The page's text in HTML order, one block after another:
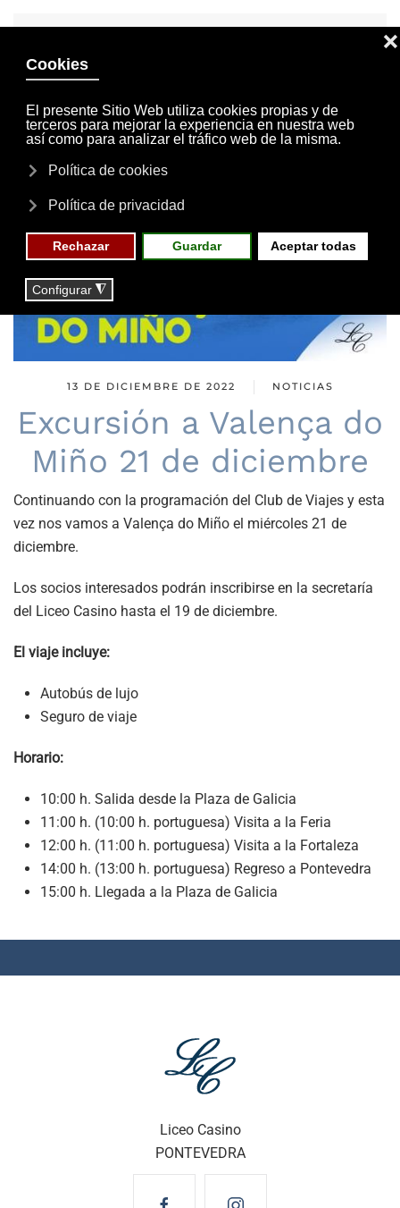
INVITACIONES
MI CUENTA
13 DE DICIEMBRE DE 2022 NOTICIAS
Excursión a Valença do
Miño 21 de diciembre
Continuando con la programación del Club de Viajes y esta
vez nos vamos a Valença do Miño el miércoles 21 de
diciembre.
Los socios interesados podrán inscribirse en la secretaría
del Liceo Casino hasta el 19 de diciembre.
El viaje incluye:
Autobús de lujo
Seguro de viaje
Horario:
10:00 h. Salida desde la Plaza de Galicia
11:00 h. (10:00 h. portuguesa) Visita a la Feria
12:00 h. (11:00 h. portuguesa) Visita a la Fortaleza
14:00 h. (13:00 h. portuguesa) Regreso a Pontevedra
15:00 h. Llegada a la Plaza de Galicia
Liceo Casino
PONTEVEDRA